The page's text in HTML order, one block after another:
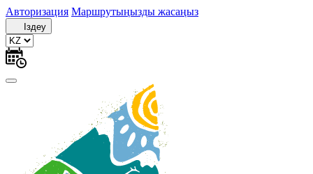
Авторизация Маршрутыңызды жасаңыз
Іздеу